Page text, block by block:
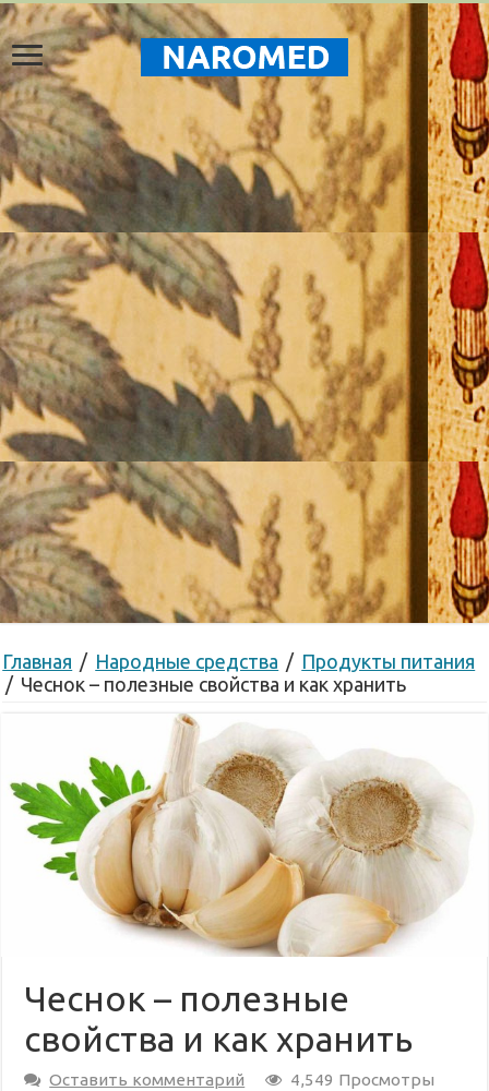
Главная / Народные средства / Продукты питания
/ Чеснок – полезные свойства и как хранить
Чеснок – полезные
свойства и как хранить
Оставить комментарий 4,549 Просмотры